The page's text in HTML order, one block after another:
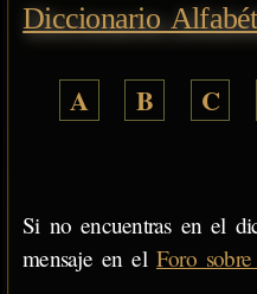
Diccionario
A B C
Si no encuentras en el
mensaje en el Foro